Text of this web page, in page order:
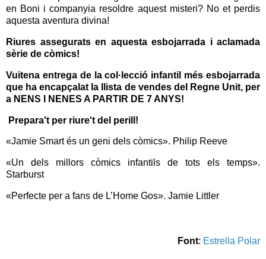
en Boni i companyia resoldre aquest misteri? No et perdis
aquesta aventura divina!
Riures assegurats en aquesta esbojarrada i aclamada
sèrie de còmics!
Vuitena entrega de la col·lecció infantil més esbojarrada
que ha encapçalat la llista de vendes del Regne Unit, per
a NENS I NENES A PARTIR DE 7 ANYS!
Prepara't per riure't del perill!
«Jamie Smart és un geni dels còmics». Philip Reeve
«Un dels millors còmics infantils de tots els temps».
Starburst
«Perfecte per a fans de L’Home Gos». Jamie Littler
Font: Estrella Polar